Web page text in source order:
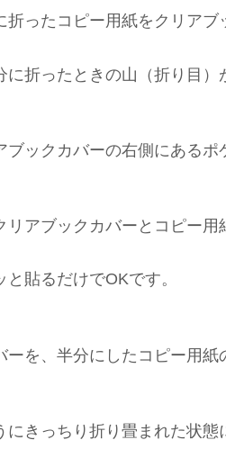
ったコピー用紙をクリアブ
折ったときの山（折り目）
ックカバーの右側にあるポ
アブックカバーとコピー用
貼るだけでOKです。
を、半分にしたコピー用紙
きっちり折り畳まれた状態